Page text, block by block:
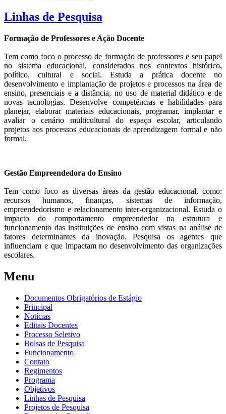
Linhas de Pesquisa
Formação de Professores e Ação Docente
Tem como foco o processo de formação de professores e seu papel
no sistema educacional, considerados nos contextos histórico,
político, cultural e social. Estuda a prática docente no
desenvolvimento e implantação de projetos e processos na área de
ensino, presenciais e a distância, no uso de material didático e de
novas tecnologias. Desenvolve competências e habilidades para
planejar, elaborar materiais educacionais, programar, implantar e
avaliar o cenário multicultural do espaço escolar, articulando
projetos aos processos educacionais de aprendizagem formal e não
formal.
Gestão Empreendedora do Ensino
Tem como foco as diversas áreas da gestão educacional, como:
recursos humanos, finanças, sistemas de informação,
empreendedorismo e relacionamento inter-organizacional. Estuda o
impacto do comportamento empreendedor na estrutura e
funcionamento das instituições de ensino com vistas na análise de
fatores determinantes da inovação. Pesquisa os agentes que
influenciam e que impactam no desenvolvimento das organizações
escolares.
Menu
Documentos Obrigatórios de Estágio
Principal
Notícias
Editais Docentes
Processo Seletivo
Bolsas de Pesquisa
Funcionamento
Contato
Regimentos
Programa
Objetivos
Linhas de Pesquisa
Projetos de Pesquisa